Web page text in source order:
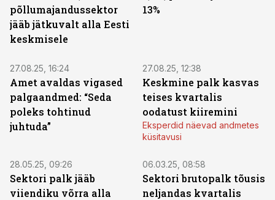
põllumajandussektor
jääb jätkuvalt alla Eesti
keskmisele
13%
27.08.25, 16:24
Amet avaldas vigased
palgaandmed: “Seda
poleks tohtinud
juhtuda”
27.08.25, 12:38
Keskmine palk kasvas
teises kvartalis
oodatust kiiremini
Eksperdid näevad andmetes
küsitavusi
28.05.25, 09:26
Sektori palk jääb
viiendiku võrra alla
06.03.25, 08:58
Sektori brutopalk tõusis
neljandas kvartalis